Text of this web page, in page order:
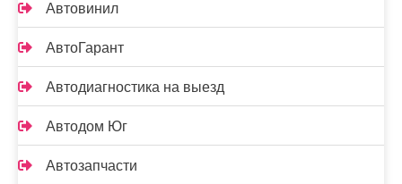
Автовинил
АвтоГарант
Автодиагностика на выезд
Автодом Юг
Автозапчасти